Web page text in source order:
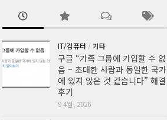
IT/컴퓨터 / 기타
구글 “가족 그룹에 가입할 수 없
음 – 초대한 사람과 동일한 국가
에 있지 않은 것 같습니다” 해결
후기
9 4월, 2026